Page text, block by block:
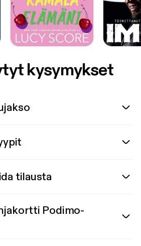
kysymykset
tilausta
Podimo-